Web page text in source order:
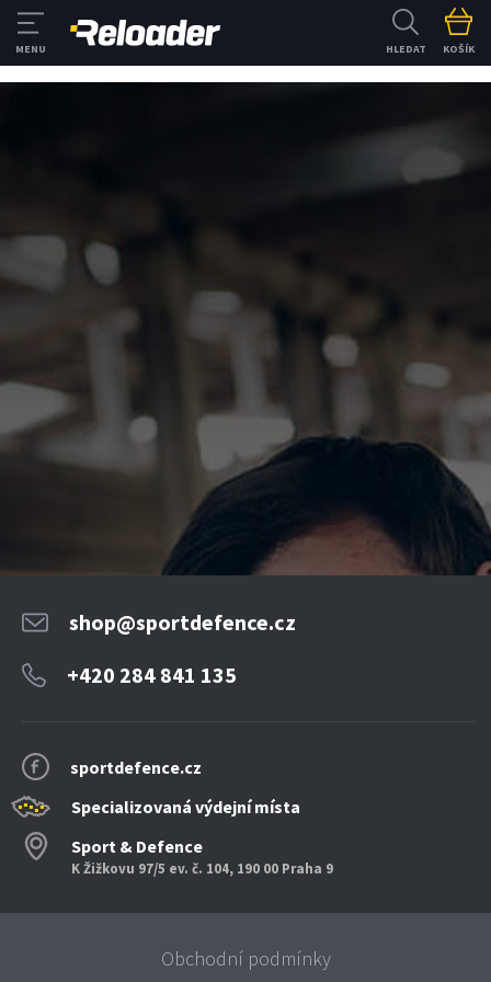
HLEDAT KOŠÍK
sportdefence.cz
Specializovaná výdejní místa
Sport & Defence
K Žižkovu 97/5 ev. č. 104, 190 00 Praha 9
shop@sportdefence.cz
+420 284 841 135
Obchodní podmínky